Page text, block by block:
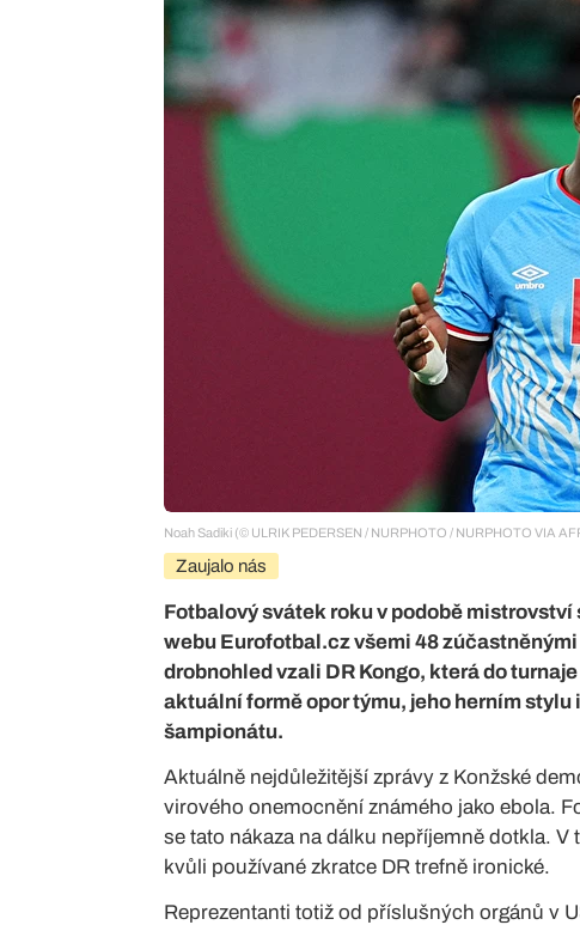
Noah Sadiki (© ULRIK PEDERSEN / NURPHOTO / NURPHOTO VIA
Zaujalo nás
Fotbalový svátek roku v podobě
webu Eurofotbal.cz všemi 48
drobnohled vzali DR Kongo, která do
aktuální formě opor týmu, jeho herním
šampionátu.
Aktuálně nejdůležitější zprávy z Konžské
virového onemocnění známého jako ebola.
se tato nákaza na dálku nepříjemně dotkla.
kvůli používané zkratce DR trefně ironické.
Reprezentanti totiž od příslušných orgánů v